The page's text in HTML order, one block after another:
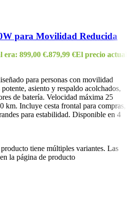
para Movilidad Reducida
era: 899,00 €.879,99 €El precio actual
para personas con movilidad
asiento y respaldo acolchados,
de batería. Velocidad máxima 25
km. Incluye cesta frontal para compras,
para estabilidad. Disponible en 4
tiene múltiples variantes. Las
la página de producto